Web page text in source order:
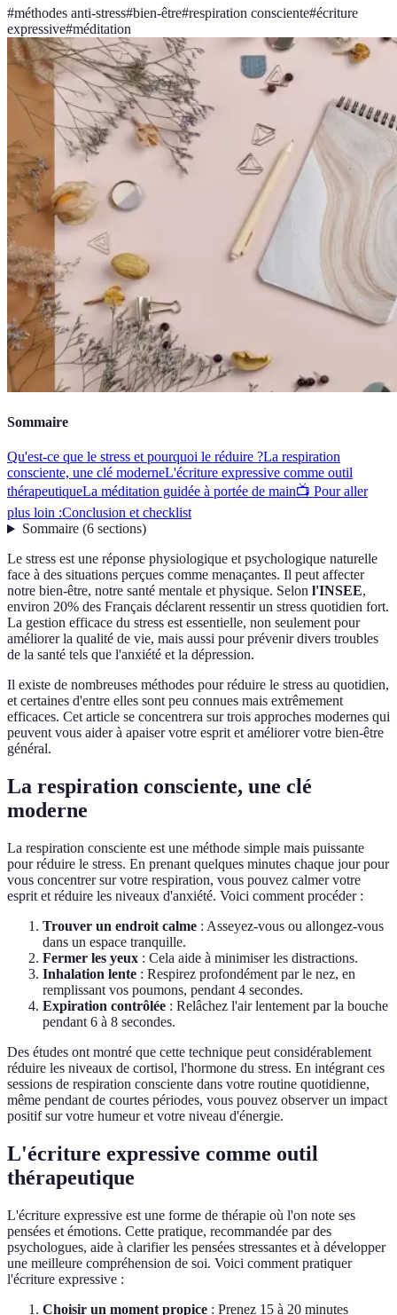
#méthodes anti-stress#bien-être#respiration consciente#écriture
expressive#méditation
Sommaire
Qu'est-ce que le stress et pourquoi le réduire ?La respiration
consciente, une clé moderneL'écriture expressive comme outil
thérapeutiqueLa méditation guidée à portée de main📺 Pour aller
plus loin :Conclusion et checklist
Sommaire(6 sections)
Le stress est une réponse physiologique et psychologique naturelle
face à des situations perçues comme menaçantes. Il peut affecter
notre bien-être, notre santé mentale et physique. Selon l'INSEE,
environ 20% des Français déclarent ressentir un stress quotidien fort.
La gestion efficace du stress est essentielle, non seulement pour
améliorer la qualité de vie, mais aussi pour prévenir divers troubles
de la santé tels que l'anxiété et la dépression.
Il existe de nombreuses méthodes pour réduire le stress au quotidien,
et certaines d'entre elles sont peu connues mais extrêmement
efficaces. Cet article se concentrera sur trois approches modernes qui
peuvent vous aider à apaiser votre esprit et améliorer votre bien-être
général.
La respiration consciente, une clé
moderne
La respiration consciente est une méthode simple mais puissante
pour réduire le stress. En prenant quelques minutes chaque jour pour
vous concentrer sur votre respiration, vous pouvez calmer votre
esprit et réduire les niveaux d'anxiété. Voici comment procéder :
Trouver un endroit calme : Asseyez-vous ou allongez-vous
dans un espace tranquille.
Fermer les yeux : Cela aide à minimiser les distractions.
Inhalation lente : Respirez profondément par le nez, en
remplissant vos poumons, pendant 4 secondes.
Expiration contrôlée : Relâchez l'air lentement par la bouche
pendant 6 à 8 secondes.
Des études ont montré que cette technique peut considérablement
réduire les niveaux de cortisol, l'hormone du stress. En intégrant ces
sessions de respiration consciente dans votre routine quotidienne,
même pendant de courtes périodes, vous pouvez observer un impact
positif sur votre humeur et votre niveau d'énergie.
L'écriture expressive comme outil
thérapeutique
L'écriture expressive est une forme de thérapie où l'on note ses
pensées et émotions. Cette pratique, recommandée par des
psychologues, aide à clarifier les pensées stressantes et à développer
une meilleure compréhension de soi. Voici comment pratiquer
l'écriture expressive :
Choisir un moment propice : Prenez 15 à 20 minutes